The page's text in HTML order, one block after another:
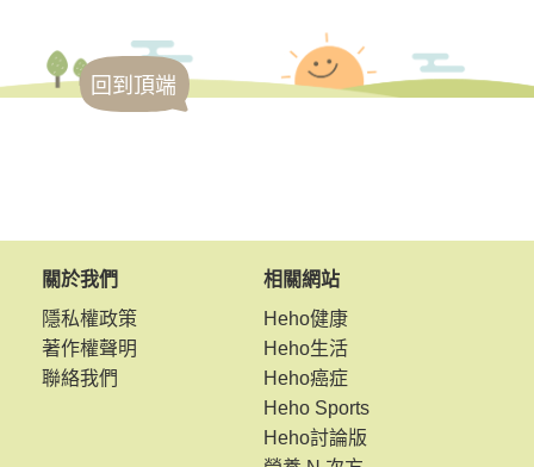
回到頂端
關於我們
隱私權政策
著作權聲明
聯絡我們
相關網站
Heho健康
Heho生活
Heho癌症
Heho Sports
Heho討論版